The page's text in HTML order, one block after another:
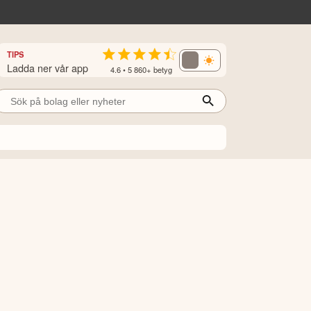
TIPS
Ladda ner vår app 4.6 • 5 860+ betyg